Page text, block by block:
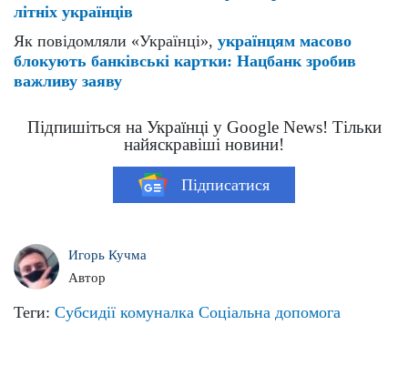
літніх українців
Як повідомляли «Українці», українцям масово
блокують банківські картки: Нацбанк зробив
важливу заяву
Підпишіться на Українці у Google News! Тільки
найяскравіші новини!
Підписатися
Игорь Кучма
Автор
Теги: Субсидії комуналка Соціальна допомога